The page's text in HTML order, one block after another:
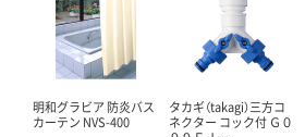
明和グラビア 防炎バス
カーテン NVS-400
タカギ（takagi）三方コ
ネクター コック付 Ｇ０